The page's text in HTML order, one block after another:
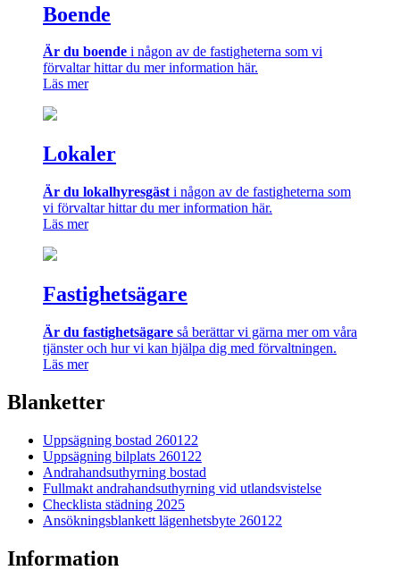
Boende
Är du boende i någon av de fastigheterna som vi
förvaltar hittar du mer information här.
Läs mer
Lokaler
Är du lokalhyresgäst i någon av de fastigheterna som
vi förvaltar hittar du mer information här.
Läs mer
Fastighetsägare
Är du fastighetsägare så berättar vi gärna mer om våra
tjänster och hur vi kan hjälpa dig med förvaltningen.
Läs mer
Blanketter
Uppsägning bostad 260122
Uppsägning bilplats 260122
Andrahandsuthyrning bostad
Fullmakt andrahandsuthyrning vid utlandsvistelse
Checklista städning 2025
Ansökningsblankett lägenhetsbyte 260122
Information